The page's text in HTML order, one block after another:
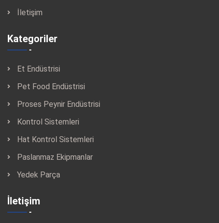
İletişim
Kategoriler
Et Endüstrisi
Pet Food Endüstrisi
Proses Peynir Endüstrisi
Kontrol Sistemleri
Hat Kontrol Sistemleri
Paslanmaz Ekipmanlar
Yedek Parça
İletişim